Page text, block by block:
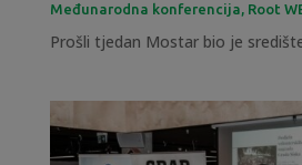
Međunarodna konferencija, Root
Prošli tjedan Mostar bio je